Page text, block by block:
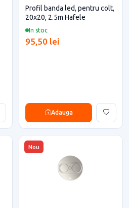
In stoc
Profil banda led, pentru colt,
20x20, 2.5m Hafele
95,50 lei
Adauga
Nou